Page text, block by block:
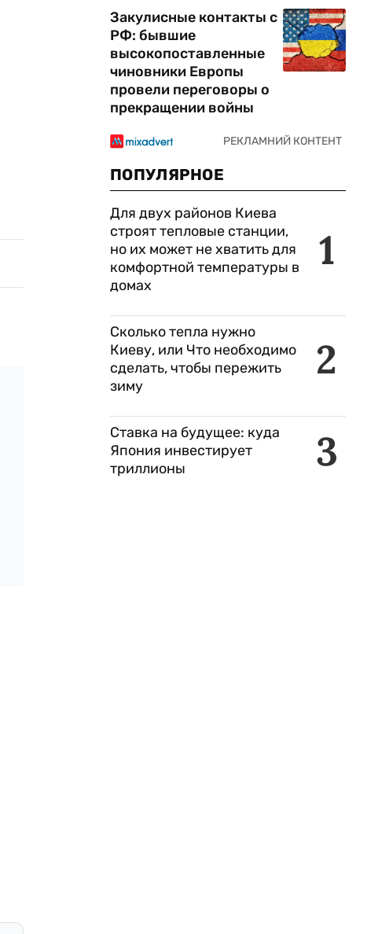
Закулисные контакты с
РФ: бывшие
высокопоставленные
чиновники Европы
провели переговоры о
прекращении войны
ПОПУЛЯРНОЕ
1
Для двух районов Киева
строят тепловые станции,
но их может не хватить для
комфортной температуры в
домах
2
Сколько тепла нужно
Киеву, или Что необходимо
сделать, чтобы пережить
зиму
3
Ставка на будущее: куда
Япония инвестирует
триллионы